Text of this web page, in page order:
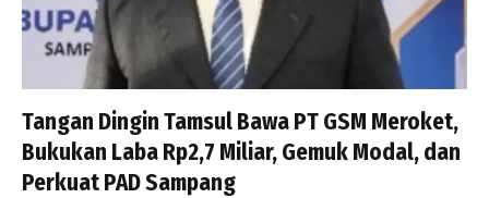
Tangan Dingin Tamsul Bawa PT GSM Meroket,
Bukukan Laba Rp2,7 Miliar, Gemuk Modal, dan
Perkuat PAD Sampang